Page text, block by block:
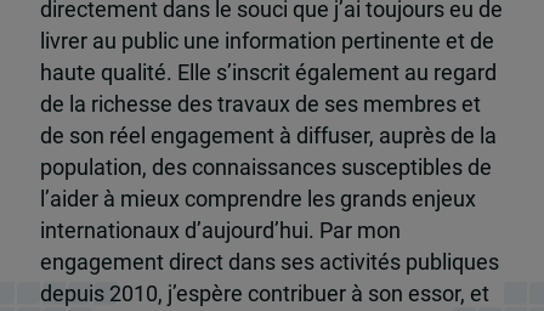
directement dans le souci que j’ai toujours eu de
livrer au public une information pertinente et de
haute qualité. Elle s’inscrit également au regard
de la richesse des travaux de ses membres et
de son réel engagement à diffuser, auprès de la
population, des connaissances susceptibles de
l’aider à mieux comprendre les grands enjeux
internationaux d’aujourd’hui. Par mon
engagement direct dans ses activités publiques
depuis 2010, j’espère contribuer à son essor, et